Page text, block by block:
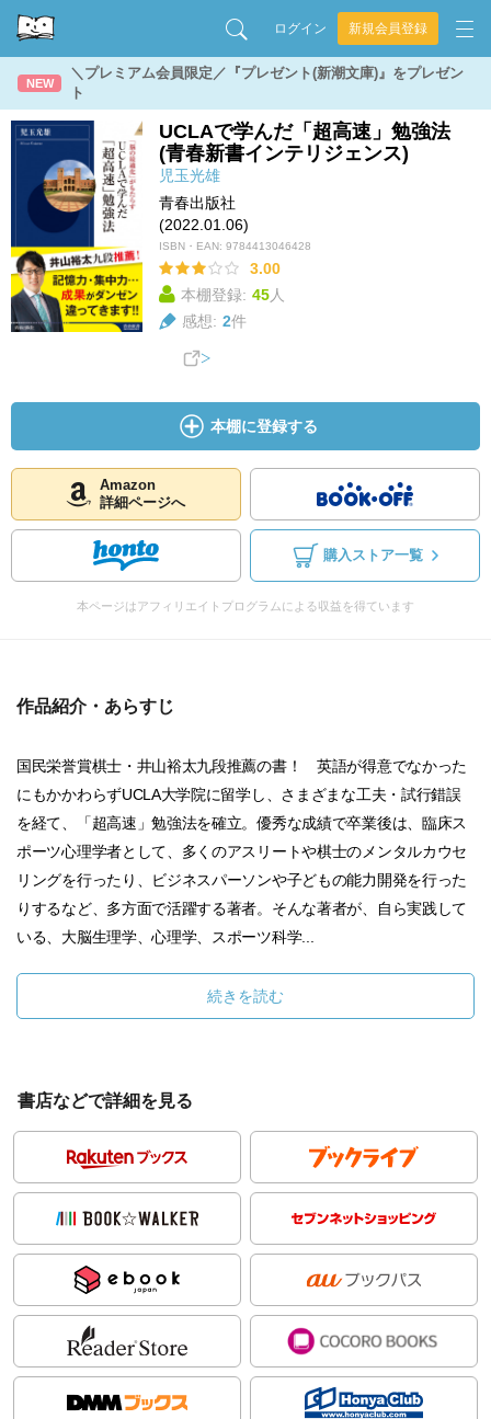
ログイン 新規会員登録
NEW
＼プレミアム会員限定／『プレゼント(新潮文庫)』をプレゼン
ト
UCLAで学んだ「超高速」勉強法
(青春新書インテリジェンス)
児玉光雄
青春出版社
(2022.01.06)
ISBN・EAN: 9784413046428
3.00
本棚登録: 45人
感想: 2件
本棚に登録する
Amazon
詳細ページへ
購入ストア一覧
本ページはアフィリエイトプログラムによる収益を得ています
作品紹介・あらすじ
国民栄誉賞棋士・井山裕太九段推薦の書！ 英語が得意でなかった
にもかかわらずUCLA大学院に留学し、さまざまな工夫・試行錯誤
を経て、「超高速」勉強法を確立。優秀な成績で卒業後は、臨床ス
ポーツ心理学者として、多くのアスリートや棋士のメンタルカウセ
リングを行ったり、ビジネスパーソンや子どもの能力開発を行った
りするなど、多方面で活躍する著者。そんな著者が、自ら実践して
いる、大脳生理学、心理学、スポーツ科学...
続きを読む
書店などで詳細を見る